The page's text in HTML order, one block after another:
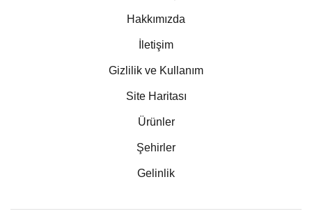
Hakkımızda
İletişim
Gizlilik ve Kullanım
Site Haritası
Ürünler
Şehirler
Gelinlik